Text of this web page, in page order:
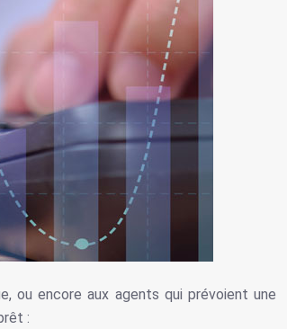
ou encore aux agents qui prévoient une
: